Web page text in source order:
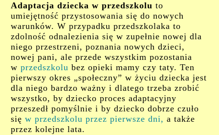
Adaptacja dziecka w przedszkolu to
umiejętność przystosowania się do nowych
warunków. W przypadku przedszkolaka to
zdolność odnalezienia się w zupełnie nowej dla
niego przestrzeni, poznania nowych dzieci,
nowej pani, ale przede wszystkim pozostania
w przedszkolu bez opieki mamy czy taty. Ten
pierwszy okres „społeczny” w życiu dziecka jest
dla niego bardzo ważny i dlatego trzeba zrobić
wszystko, by dziecko proces adaptacyjny
przeszedł pomyślnie i by dziecko dobrze czuło
się w przedszkolu przez pierwsze dni, a także
przez kolejne lata.